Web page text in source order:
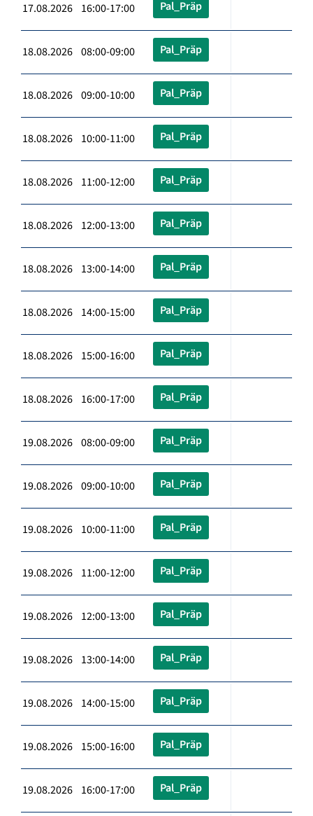
17.08.2026 16:00-17:00 Pal_Präp
18.08.2026 08:00-09:00 Pal_Präp
18.08.2026 09:00-10:00 Pal_Präp
18.08.2026 10:00-11:00 Pal_Präp
18.08.2026 11:00-12:00 Pal_Präp
18.08.2026 12:00-13:00 Pal_Präp
18.08.2026 13:00-14:00 Pal_Präp
18.08.2026 14:00-15:00 Pal_Präp
18.08.2026 15:00-16:00 Pal_Präp
18.08.2026 16:00-17:00 Pal_Präp
19.08.2026 08:00-09:00 Pal_Präp
19.08.2026 09:00-10:00 Pal_Präp
19.08.2026 10:00-11:00 Pal_Präp
19.08.2026 11:00-12:00 Pal_Präp
19.08.2026 12:00-13:00 Pal_Präp
19.08.2026 13:00-14:00 Pal_Präp
19.08.2026 14:00-15:00 Pal_Präp
19.08.2026 15:00-16:00 Pal_Präp
19.08.2026 16:00-17:00 Pal_Präp